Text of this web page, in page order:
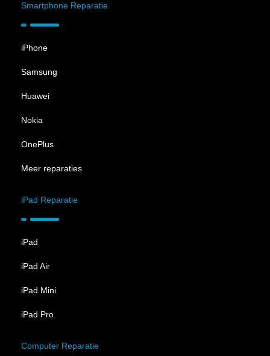
Smartphone Reparatie
iPhone
Samsung
Huawei
Nokia
OnePlus
Meer reparaties
iPad Reparatie
iPad
iPad Air
iPad Mini
iPad Pro
Computer Reparatie